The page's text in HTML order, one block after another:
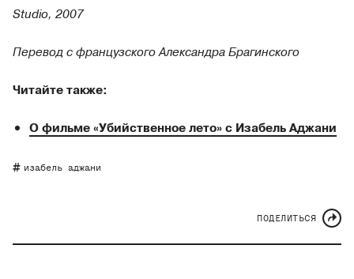
Studio, 2007
Перевод с французского Александра Брагинского
Читайте также:
О фильме «Убийственное лето» с Изабель Аджани
изабель аджани
ПОДЕЛИТЬСЯ